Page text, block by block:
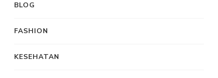
BLOG
FASHION
KESEHATAN